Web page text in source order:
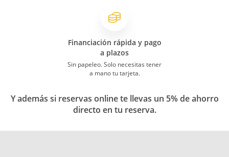
Financiación rápida y pago
a plazos
Sin papeleo. Solo necesitas tener
a mano tu tarjeta.
Y además si reservas online te llevas un 5% de ahorro
directo en tu reserva.